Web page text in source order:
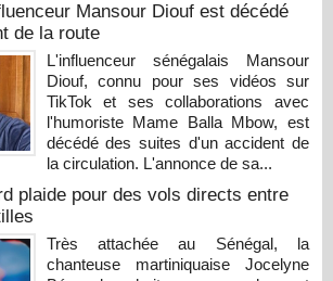
Mansour Diouf est décédé
de la route
L'influenceur sénégalais Mansour
Diouf, connu pour ses vidéos sur
TikTok et ses collaborations avec
l'humoriste Mame Balla Mbow, est
décédé des suites d'un accident de
la circulation. L'annonce de sa...
plaide pour des vols directs entre
Très attachée au Sénégal, la
chanteuse martiniquaise Jocelyne